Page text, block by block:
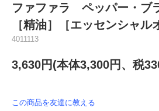
ファファラ ペッパー・ブ
［精油］［エッセンシャル
4011113
3,630円(本体3,300円、税
この商品を友達に教える